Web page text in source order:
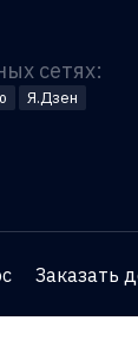
сетях:
Я.Дзен
и
Заказать